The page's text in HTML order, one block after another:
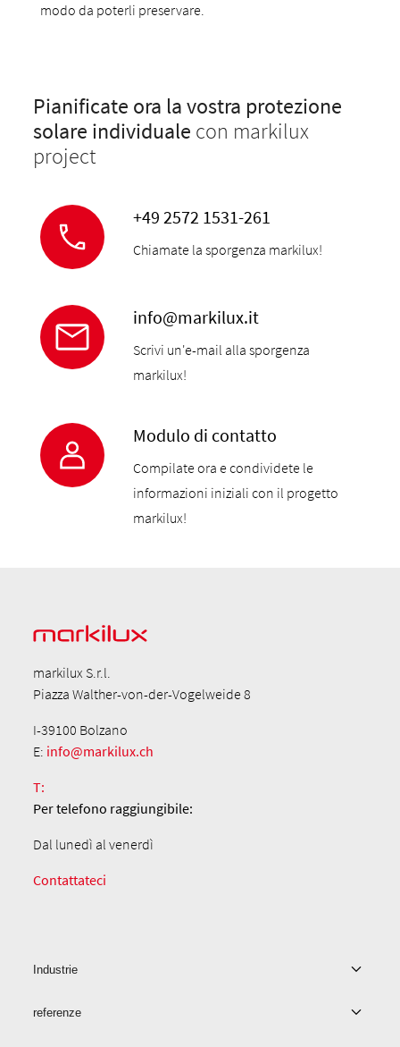
modo da poterli preservare.
Pianificate ora la vostra protezione
solare individuale con markilux
project
+49 2572 1531-261
Chiamate la sporgenza markilux!
info@markilux.it
Scrivi un'e-mail alla sporgenza
markilux!
Modulo di contatto
Compilate ora e condividete le
informazioni iniziali con il progetto
markilux!
markilux S.r.l.
Piazza Walther-von-der-Vogelweide 8
I-39100 Bolzano
E: info@markilux.ch
T:
Per telefono raggiungibile:
Dal lunedì al venerdì
Contattateci
Industrie
referenze